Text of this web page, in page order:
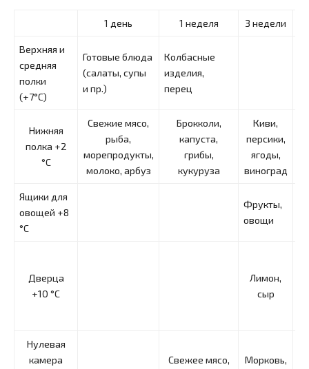
1 день 1 неделя 3 недели
Верхняя и
средняя
полки
(+7°С)
Готовые блюда
(салаты, супы
и пр.)
Колбасные
изделия,
перец
Нижняя
полка +2
°С
Свежие мясо,
рыба,
морепродукты,
молоко, арбуз
Брокколи,
капуста,
грибы,
кукуруза
Киви,
персики,
ягоды,
виноград
Ящики для
овощей +8
°С
Фрукты,
овощи
Дверца
+10 °С
Лимон,
сыр
Нулевая
камера
Свежее мясо,
Морковь,